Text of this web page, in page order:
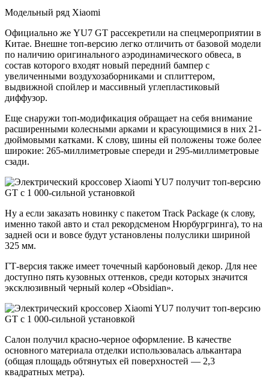
Модельный ряд Xiaomi
Официально же YU7 GT рассекретили на спецмероприятии в
Китае. Внешне топ-версию легко отличить от базовой модели
по наличию оригинального аэродинамического обвеса, в
состав которого входят новый передний бампер с
увеличенными воздухозаборниками и сплиттером,
выдвижной спойлер и массивный углепластиковый
диффузор.
Еще снаружи топ-модификация обращает на себя внимание
расширенными колесными арками и красующимися в них 21-
дюймовыми катками. К слову, шины ей положены тоже более
широкие: 265-миллиметровые спереди и 295-миллиметровые
сзади.
Ну а если заказать новинку с пакетом Track Package (к слову,
именно такой авто и стал рекордсменом Нюрбургринга), то на
задней оси и вовсе будут установлены полуслики шириной
325 мм.
ГТ-версия также имеет точечный карбоновый декор. Для нее
доступно пять кузовных оттенков, среди которых значится
эксклюзивный черный колер «Obsidian».
Салон получил красно-черное оформление. В качестве
основного материала отделки использовалась алькантара
(общая площадь обтянутых ей поверхностей — 2,3
квадратных метра).